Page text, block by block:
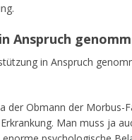
Anspruch
in Anspruch
der Obmann der Morbus-
Man muss ja